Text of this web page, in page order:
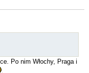
Po nim Włochy, Praga i